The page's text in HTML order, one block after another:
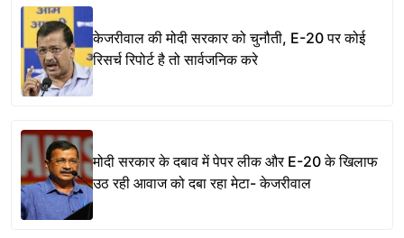
केजरीवाल की मोदी सरकार को चुनौती, E-20 पर कोई
रिसर्च रिपोर्ट है तो सार्वजनिक करे
मोदी सरकार के दबाव में पेपर लीक और E-20 के खिलाफ
उठ रही आवाज को दबा रहा मेटा- केजरीवाल